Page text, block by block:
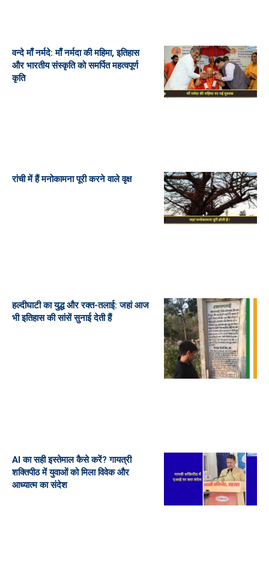
वन्दे माँ नर्मदे: माँ नर्मदा की महिमा, इतिहास
और भारतीय संस्कृति को समर्पित महत्वपूर्ण
कृति
रांची में हैं मनोकामना पूरी करने वाले वृक्ष
हल्दीघाटी का युद्ध और रक्त-तलाई: जहां आज
भी इतिहास की सांसें सुनाई देती हैं
AI का सही इस्तेमाल कैसे करें? गायत्री
शक्तिपीठ में युवाओं को मिला विवेक और
आध्यात्म का संदेश